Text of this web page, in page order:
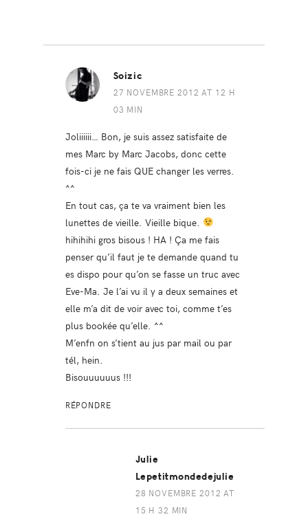
Soizic
27 NOVEMBRE 2012 AT 12 H
03 MIN
Joliiiiii… Bon, je suis assez satisfaite de
mes Marc by Marc Jacobs, donc cette
fois-ci je ne fais QUE changer les verres.
^^
En tout cas, ça te va vraiment bien les
lunettes de vieille. Vieille bique.
hihihihi gros bisous ! HA ! Ça me fais
penser qu’il faut je te demande quand tu
es dispo pour qu’on se fasse un truc avec
Eve-Ma. Je l’ai vu il y a deux semaines et
elle m’a dit de voir avec toi, comme t’es
plus bookée qu’elle. ^^
M’enfn on s’tient au jus par mail ou par
tél, hein.
Bisouuuuuus !!!
RÉPONDRE
Julie
Lepetitmondedejulie
28 NOVEMBRE 2012 AT
15 H 32 MIN